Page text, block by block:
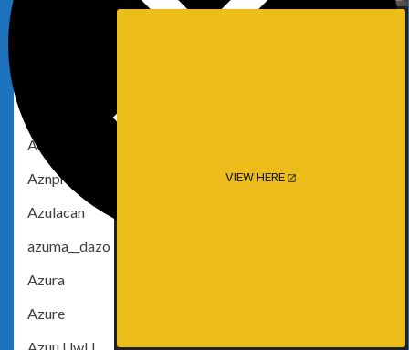
VIEW HERE
Azami San
Aznproblems
Azulacan
azuma__dazo
Azura
Azure